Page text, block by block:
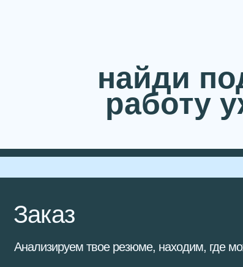
найди
работу
Заказ
Анализируем твое резюме, находим, где